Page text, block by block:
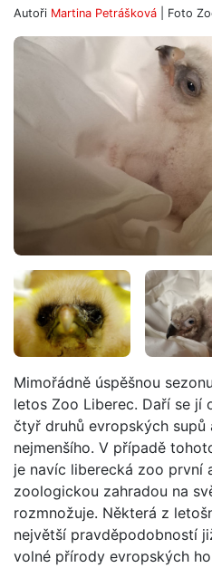
Autoři Martina Petrášková | Foto
Mimořádně úspěšnou
letos Zoo Liberec. Daří se
čtyř druhů evropských supů
nejmenšího. V případě
je navíc liberecká zoo první
zoologickou zahradou na
rozmnožuje. Některá z
největší pravděpodobností
volné přírody evropských